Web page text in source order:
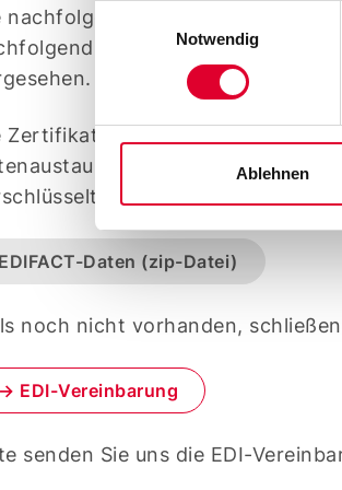
Notwendig
Ablehnen
nachfolgenden Zertifikate der
Marktrollen Marktrollen
Ab 01.04.2025 gelten
Zertifikate im Gasnetz sind ab
gemäß den
und signierten
EDIFACT-Daten (zip-Datei)
noch nicht vorhanden,
→ EDI-Vereinbarung
senden Sie uns die EDI-